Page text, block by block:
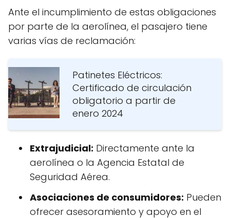
Ante el incumplimiento de estas obligaciones
por parte de la aerolínea, el pasajero tiene
varias vías de reclamación:
Patinetes Eléctricos:
Certificado de circulación
obligatorio a partir de
enero 2024
Extrajudicial: Directamente ante la
aerolínea o la Agencia Estatal de
Seguridad Aérea.
Asociaciones de consumidores: Pueden
ofrecer asesoramiento y apoyo en el